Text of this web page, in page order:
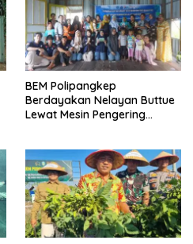
BEM Polipangkep
Berdayakan Nelayan Buttue
Lewat Mesin Pengering